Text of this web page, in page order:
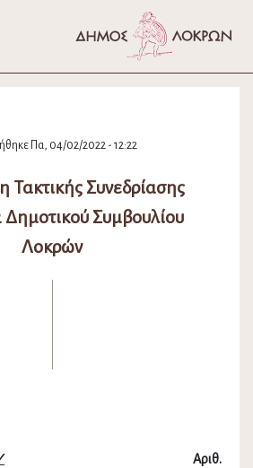
Πα, 04/02/2022 - 12:22
Τακτικής Συνεδρίασης
Συμβουλίου
Λοκρών
Αριθ.